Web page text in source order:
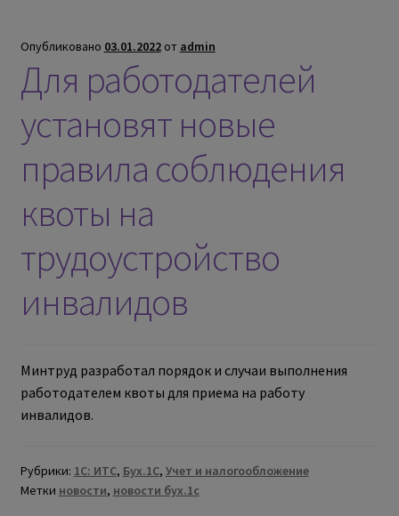
Опубликовано 03.01.2022 от admin
Для работодателей
установят новые
правила соблюдения
квоты на
трудоустройство
инвалидов
Минтруд разработал порядок и случаи выполнения
работодателем квоты для приема на работу
инвалидов.
Рубрики: 1С: ИТС, Бух.1С, Учет и налогообложение
Метки новости, новости бух.1с